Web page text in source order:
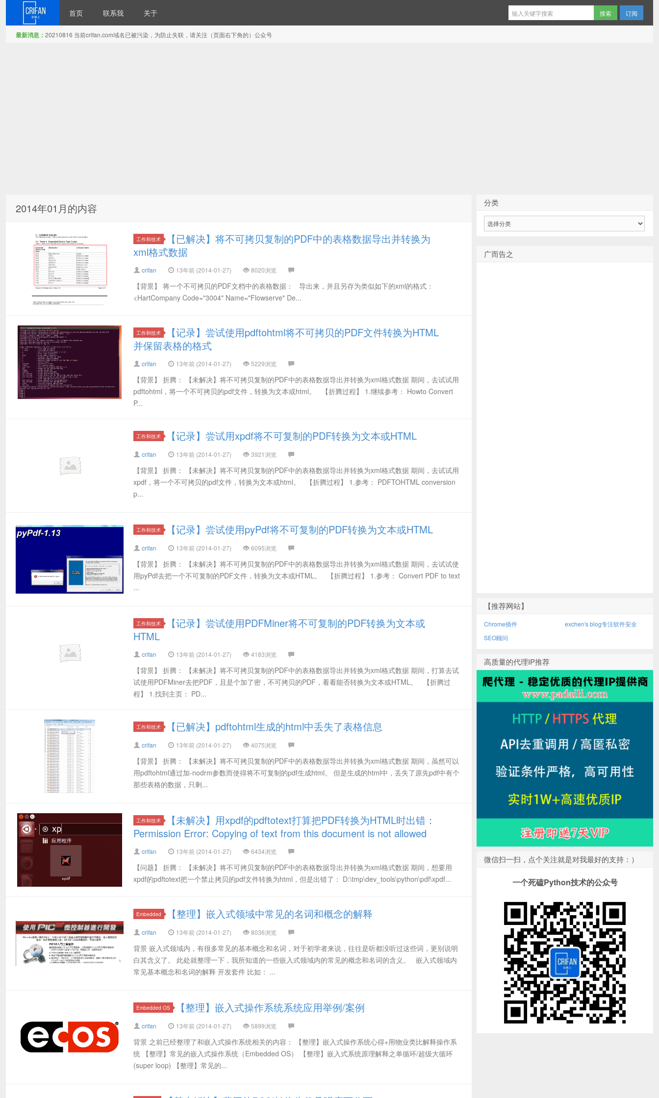
首页 联系我 关于 订阅
最新消息： 20210816 当前crifan.com域名已被污染，为防止失联，请关注（页面右下角的）公众号
2014年01月的内容
工作和技术
【已解决】将不可拷贝复制的PDF中的表格数据导出并转换为
xml格式数据
crifan 13年前 (2014-01-27) 8020浏览
【背景】 将一个不可拷贝的PDF文档中的表格数据： 导出来，并且另存为类似如下的xml的格式：
<HartCompany Code="3004" Name="Flowserve" De...
工作和技术
【记录】尝试使用pdftohtml将不可拷贝的PDF文件转换为HTML
并保留表格的格式
crifan 13年前 (2014-01-27) 5229浏览
【背景】 折腾： 【未解决】将不可拷贝复制的PDF中的表格数据导出并转换为xml格式数据 期间，去试试用
pdftohtml，将一个不可拷贝的pdf文件，转换为文本或html。 【折腾过程】 1.继续参考： Howto Convert
P...
工作和技术 【记录】尝试用xpdf将不可复制的PDF转换为文本或HTML
crifan 13年前 (2014-01-27) 3921浏览
【背景】 折腾： 【未解决】将不可拷贝复制的PDF中的表格数据导出并转换为xml格式数据 期间，去试试用
xpdf，将一个不可拷贝的pdf文件，转换为文本或html。 【折腾过程】 1.参考： PDFTOHTML conversion
p...
工作和技术 【记录】尝试使用pyPdf将不可复制的PDF转换为文本或HTML
crifan 13年前 (2014-01-27) 6095浏览
【背景】 折腾： 【未解决】将不可拷贝复制的PDF中的表格数据导出并转换为xml格式数据 期间，去试试使
用pyPdf去把一个不可复制的PDF文件，转换为文本或HTML。 【折腾过程】 1.参考： Convert PDF to text
...
工作和技术
【记录】尝试使用PDFMiner将不可复制的PDF转换为文本或
HTML
crifan 13年前 (2014-01-27) 4183浏览
【背景】 折腾： 【未解决】将不可拷贝复制的PDF中的表格数据导出并转换为xml格式数据 期间，打算去试
试使用PDFMiner去把PDF，且是个加了密，不可拷贝的PDF，看看能否转换为文本或HTML。 【折腾过
程】 1.找到主页： PD...
工作和技术 【已解决】pdftohtml生成的html中丢失了表格信息
crifan 13年前 (2014-01-27) 4075浏览
【背景】 折腾： 【未解决】将不可拷贝复制的PDF中的表格数据导出并转换为xml格式数据 期间，虽然可以
用pdftohtml通过加-nodrm参数而使得将不可复制的pdf生成html。 但是生成的html中，丢失了原先pdf中有个
那些表格的数据，只剩...
工作和技术
【未解决】用xpdf的pdftotext打算把PDF转换为HTML时出错：
Permission Error: Copying of text from this document is not allowed
crifan 13年前 (2014-01-27) 6434浏览
【问题】 折腾： 【未解决】将不可拷贝复制的PDF中的表格数据导出并转换为xml格式数据 期间，想要用
xpdf的pdftotext把一个禁止拷贝的pdf文件转换为html，但是出错了： D:\tmp\dev_tools\python\pdf\xpdf...
Embedded 【整理】嵌入式领域中常见的名词和概念的解释
crifan 13年前 (2014-01-27) 8036浏览
背景 嵌入式领域内，有很多常见的基本概念和名词，对于初学者来说，往往是听都没听过这些词，更别说明
白其含义了。 此处就整理一下，我所知道的一些嵌入式领域内的常见的概念和名词的含义。 嵌入式领域内
常见基本概念和名词的解释 开发套件 比如： ...
Embedded OS 【整理】嵌入式操作系统系统应用举例/案例
crifan 13年前 (2014-01-27) 5899浏览
背景 之前已经整理了和嵌入式操作系统相关的内容： 【整理】嵌入式操作系统心得+用物业类比解释操作系
统 【整理】常见的嵌入式操作系统（Embedded OS） 【整理】嵌入式系统原理解释之单循环/超级大循环
(super loop) 【整理】常见的...
分类
广而告之
【推荐网站】
Chrome插件
exchen's blog专注软件安全
SEO顾问
高质量的代理IP推荐
微信扫一扫，点个关注就是对我最好的支持：）
一个死磕Python技术的公众号